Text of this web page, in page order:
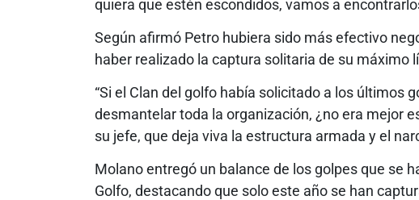
quiera que estén escondidos, vamos a
Según afirmó Petro hubiera sido más efectivo
haber realizado la captura solitaria de su máximo
“Si el Clan del golfo había solicitado a los últimos
desmantelar toda la organización, ¿no era mejor
su jefe, que deja viva la estructura armada y el
Molano entregó un balance de los golpes que se
Golfo, destacando que solo este año se han